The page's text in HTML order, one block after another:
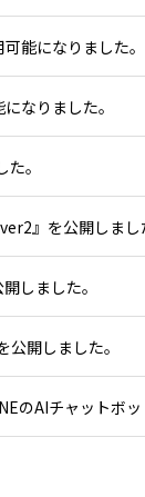
能になりました。
なりました。
。
』を公開しまし
しました。
開しました。
のAIチャットボッ